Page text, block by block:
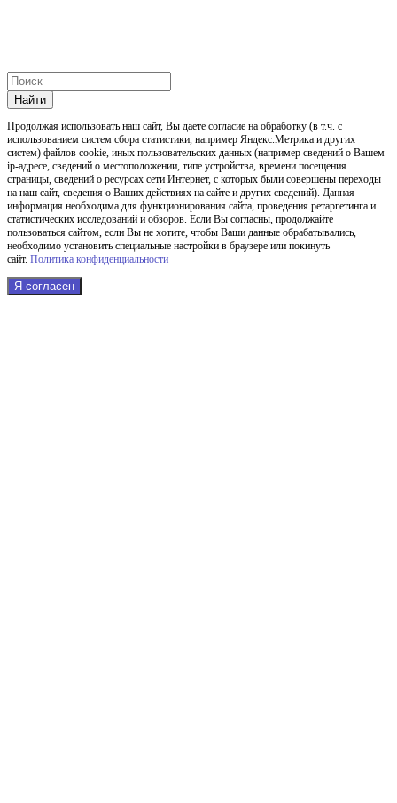
Найти
Продолжая использовать наш cайт, Вы даете согласие на обработку (в т.ч. с
использованием систем сбора статистики, например Яндекс.Метрика и других
систем) файлов cookie, иных пользовательских данных (например сведений о Вашем
ip-адресе, сведений о местоположении, типе устройства, времени посещения
страницы, сведений о ресурсах сети Интернет, с которых были совершены переходы
на наш сайт, сведения о Ваших действиях на сайте и других сведений). Данная
информация необходима для функционирования сайта, проведения ретаргетинга и
статистических исследований и обзоров. Если Вы согласны, продолжайте
пользоваться сайтом, если Вы не хотите, чтобы Ваши данные обрабатывались,
необходимо установить специальные настройки в браузере или покинуть
сайт. Политика конфиденциальности
Я согласен